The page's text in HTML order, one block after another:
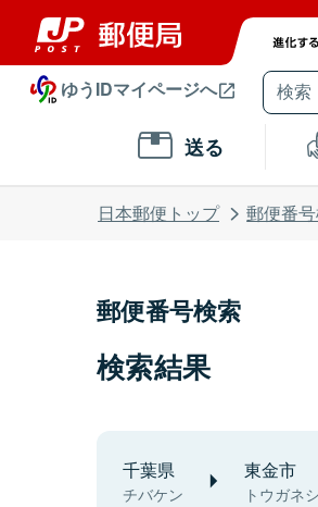
ゆうIDマイページへ
送る
日本郵便トップ 郵便番
郵便番号検索
検索結果
千葉県
チバケン
東金市
トウガネシ